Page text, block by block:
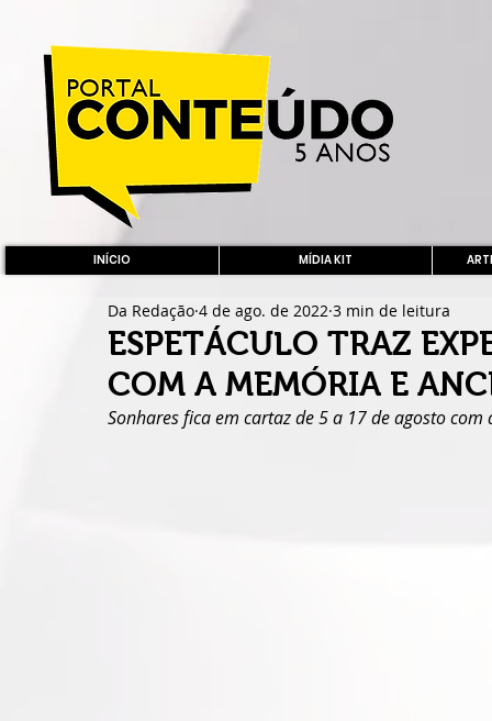
INÍCIO MÍDIA KIT
ESPETÁCULO TRAZ
COM A MEMÓRIA E
Da Redação 4 de ago. de 2022 3 min de leitura
Sonhares fica em cartaz de 5 a 17 de agosto com